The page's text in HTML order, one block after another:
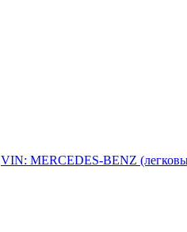
VIN: MERCEDES-BENZ